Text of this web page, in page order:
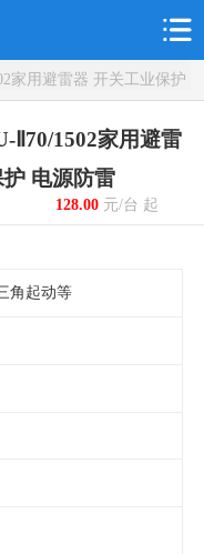
家用避雷器 开关工业保护
Ⅱ70/1502家用避雷
电源防雷
128.00元/台 起
角起动等